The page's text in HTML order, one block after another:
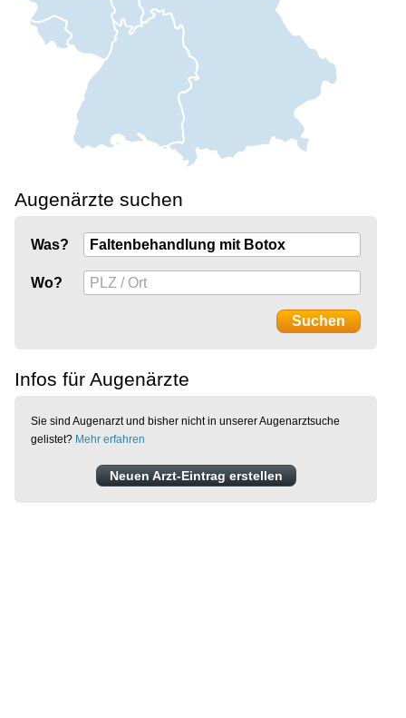
Augenärzte suchen
Was?
Wo?
Infos für Augenärzte
Sie sind Augenarzt und bisher nicht in unserer Augenarztsuche
gelistet? Mehr erfahren
Neuen Arzt-Eintrag erstellen